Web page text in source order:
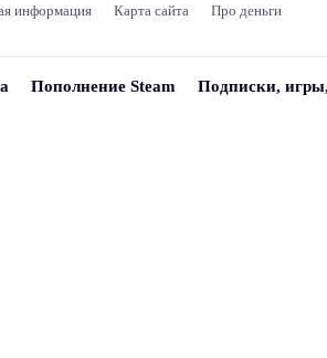
информация Карта сайта Про деньги
Пополнение Steam Подписки,